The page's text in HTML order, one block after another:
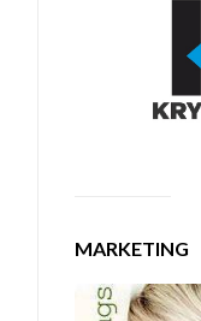
MARKETING